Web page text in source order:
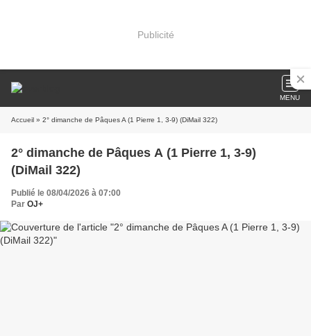
Publicité
MENU
Accueil » 2° dimanche de Pâques A (1 Pierre 1, 3-9) (DiMail 322)
2° dimanche de Pâques A (1 Pierre 1, 3-9)
(DiMail 322)
Publié le 08/04/2026 à 07:00
Par OJ+